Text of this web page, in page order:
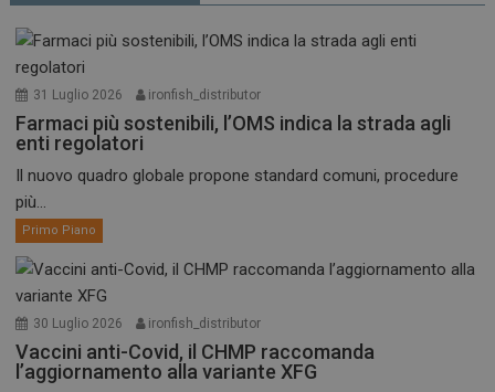
31 Luglio 2026 ironfish_distributor
Farmaci più sostenibili, l’OMS indica la strada agli
enti regolatori
Il nuovo quadro globale propone standard comuni, procedure
più...
Primo Piano
30 Luglio 2026 ironfish_distributor
Vaccini anti-Covid, il CHMP raccomanda
l’aggiornamento alla variante XFG